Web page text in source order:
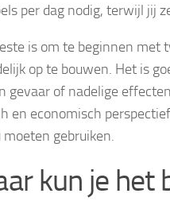
per dag nodig, terwijl jij
is om te beginnen met
op te bouwen. Het is
gevaar of nadelige
en economisch
moeten gebruiken.
kun je het